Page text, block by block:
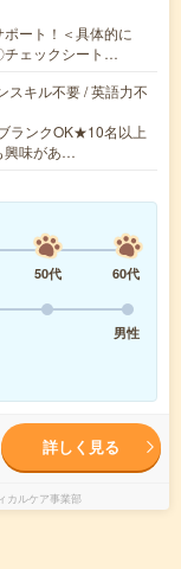
ート！＜具体的に
チェックシート…
スキル不要 / 英語力不
ランクOK★10名以上
興味があ…
50代
60代
男性
詳しく見る
カルケア事業部